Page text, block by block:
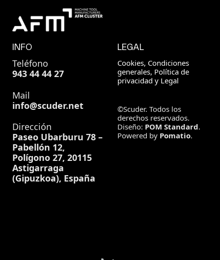
INFO
Teléfono
943 44 44 27
Mail
info@scuder.net
Dirección
Paseo Ubarburu 78 –
Pabellón 12,
Polígono 27, 20115
Astigarraga
(Gipuzkoa), España
LEGAL
Cookies, Condiciones
generales, Política de
privacidad y Legal
©Scuder. Todos los
derechos reservados.
Diseño: POM Standard.
Powered by Pomatio.